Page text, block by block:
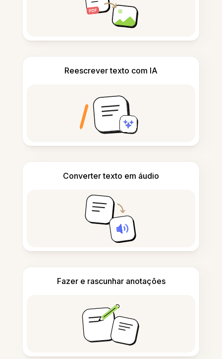
Reescrever texto com IA
Converter texto em áudio
Fazer e rascunhar anotações